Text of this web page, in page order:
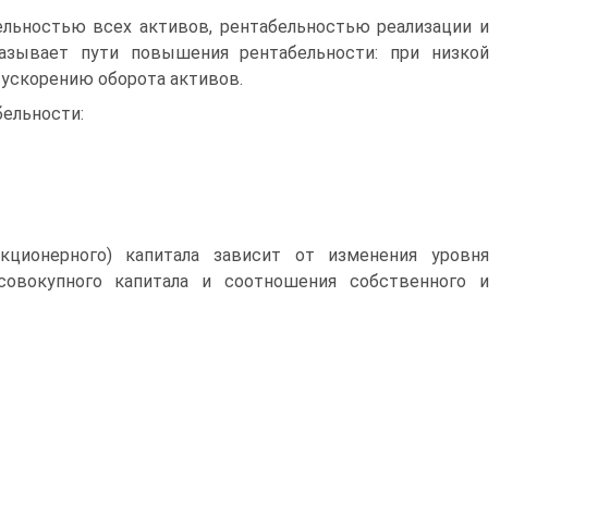
всех активов, рентабельностью реализации и
пути повышения рентабельности: при низкой
оборота активов.
капитала зависит от изменения уровня
капитала и соотношения собственного и